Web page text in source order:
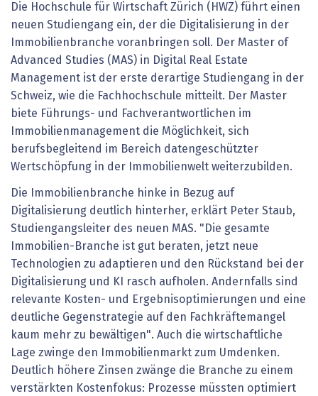
Die Hochschule für Wirtschaft Zürich (HWZ) führt einen
neuen Studiengang ein, der die Digitalisierung in der
Immobilienbranche voranbringen soll. Der Master of
Advanced Studies (MAS) in Digital Real Estate
Management ist der erste derartige Studiengang in der
Schweiz, wie die Fachhochschule mitteilt. Der Master
biete Führungs- und Fachverantwortlichen im
Immobilienmanagement die Möglichkeit, sich
berufsbegleitend im Bereich datengeschützter
Wertschöpfung in der Immobilienwelt weiterzubilden.
Die Immobilienbranche hinke in Bezug auf
Digitalisierung deutlich hinterher, erklärt Peter Staub,
Studiengangsleiter des neuen MAS. "Die gesamte
Immobilien-Branche ist gut beraten, jetzt neue
Technologien zu adaptieren und den Rückstand bei der
Digitalisierung und KI rasch aufholen. Andernfalls sind
relevante Kosten- und Ergebnisoptimierungen und eine
deutliche Gegenstrategie auf den Fachkräftemangel
kaum mehr zu bewältigen". Auch die wirtschaftliche
Lage zwinge den Immobilienmarkt zum Umdenken.
Deutlich höhere Zinsen zwänge die Branche zu einem
verstärkten Kostenfokus: Prozesse müssten optimiert